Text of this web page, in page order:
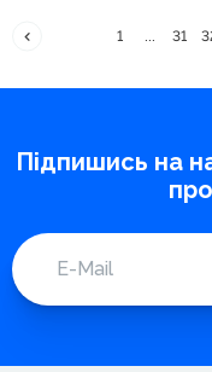
1 31
Підпишись на